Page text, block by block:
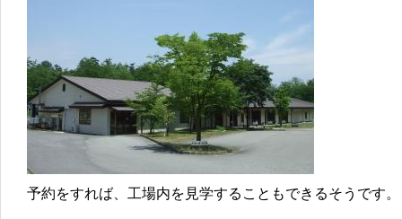
予約をすれば、工場内を見学することもできるそうです。